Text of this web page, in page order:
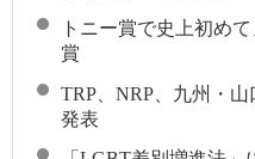
トニー賞で史上初め
賞
TRP、NRP、九州・
発表